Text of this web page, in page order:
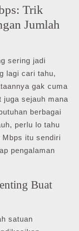
Trik
Jumlah
sering jadi
lagi cari tahu,
gak cuma
juga sejauh mana
berbagai
perlu lo tahu
itu sendiri
pengalaman
Buat
satuan